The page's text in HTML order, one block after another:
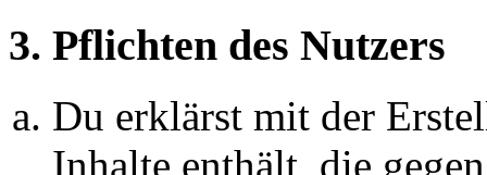
3. Pflichten des Nutzers
Du erklärst mit der
Inhalte enthält, die